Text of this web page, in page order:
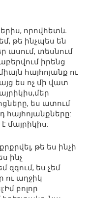
որովհետև
թե ինչպես են
ասում, տեսնում
իրենց
հայհոյանք ու
ես ոչ մի վատ
ես ատում
հայհոյանքները:
մայրիկիս:
թե ես ինչի
ինչ
զգում, ես չեմ
ու աղջիկ
բոլոր